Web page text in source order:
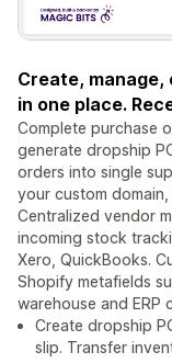
Create,
in one place.
Complete purchase
generate dropship
orders into single
your custom
Centralized vendor
incoming stock
Xero, QuickBooks.
Shopify metafields
warehouse and ERP
Create dropship
slip. Transfer